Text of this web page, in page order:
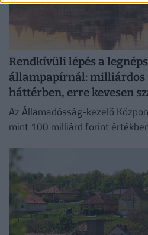
Rendkívüli lépés a
állampapírnál: milliárdos
háttérben, erre kevesen
Az Államadósság-kezelő
mint 100 milliárd forint